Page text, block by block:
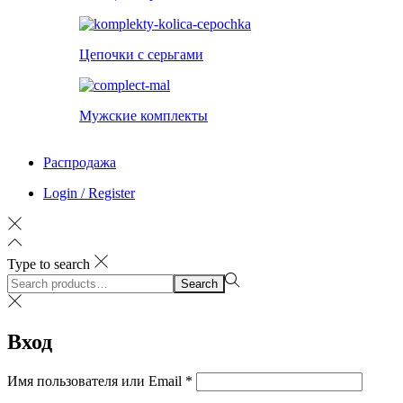
Цепочки с серьгами
Мужские комплекты
Распродажа
Login / Register
Type to search
Search
for:>
Search
Вход
Имя пользователя или Email *